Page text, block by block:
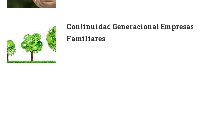
Continuidad Generacional Empresas
Familiares